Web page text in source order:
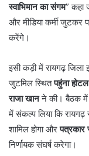
स्वाभिमान का संगम” कहा
और मीडिया कर्मी जुटकर
करेंगे।
इसी कड़ी में रायगढ़ जिला
जुटमिल स्थितपहुंना होटल
राजा खानने की। बैठक में
में संकल्प लिया कि
शामिल होगा औरपत्रकार
निर्णायक संघर्ष करेगा।